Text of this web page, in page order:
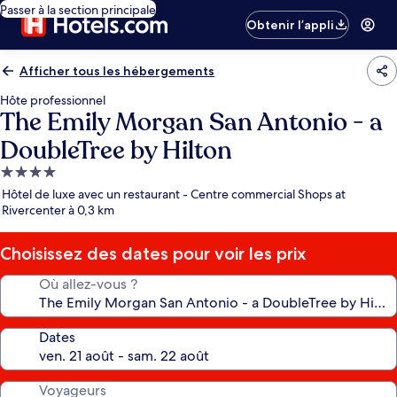
Passer à la section principale
Obtenir l’appli
Afficher tous les hébergements
Hôte professionnel
The Emily Morgan San Antonio - a
DoubleTree by Hilton
Hébergement
4.0 étoiles
Hôtel de luxe avec un restaurant - Centre commercial Shops at
Rivercenter à 0,3 km
Choisissez des dates pour voir les prix
Où allez-vous ?
Dates
Voyageurs